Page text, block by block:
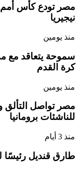
مصر تودع كأس أمم
نيجيريا
منذ يومين
سموحة يتعاقد مع
كرة القدم
منذ يومين
مصر تواصل التألق
للناشئات برومانيا
منذ 3 أيام
طارق قنديل رئيسًا